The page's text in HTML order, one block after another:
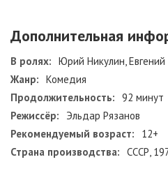
Дополнительная
В ролях: Юрий Никулин, Евгений
Жанр: Комедия
Продолжительность: 92 минут
Режиссёр:
Эльдар Рязанов
Рекомендуемый возраст:
12+
Страна производства: СССР,